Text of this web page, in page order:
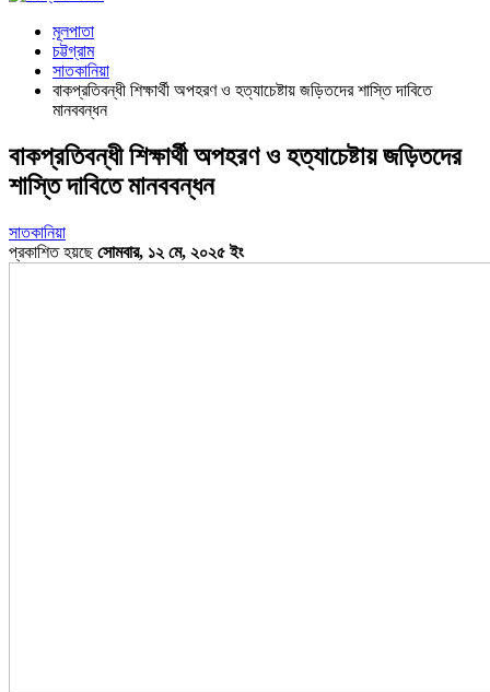
মূলপাতা
চট্টগ্রাম
সাতকানিয়া
বাকপ্রতিবন্ধী শিক্ষার্থী অপহরণ ও হত্যাচেষ্টায় জড়িতদের শাস্তি দাবিতে
মানববন্ধন
বাকপ্রতিবন্ধী শিক্ষার্থী অপহরণ ও হত্যাচেষ্টায় জড়িতদের
শাস্তি দাবিতে মানববন্ধন
সাতকানিয়া
প্রকাশিত হয়ছেসোমবার, ১২ মে, ২০২৫ ইং